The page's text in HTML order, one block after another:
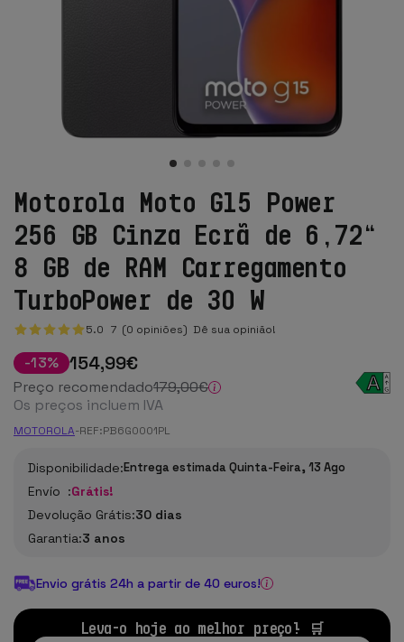
Motorola Moto G15 Power
256 GB Cinza Ecrã de 6,72“
8 GB de RAM Carregamento
TurboPower de 30 W
5.0 7 (0 opiniões) Dê sua opinião!
-13% 154,99€
Preço recomendado179,00€
Os preços incluem IVA
MOTOROLA-REF:PB6G0001PL
Disponibilidade:Entrega estimada Quinta-Feira, 13 Ago
Envío :Grátis!
Devolução Grátis:30 dias
Garantia:3 anos
Envio grátis 24h a partir de 40 euros!
Leva-o hoje ao melhor preço! 🛒